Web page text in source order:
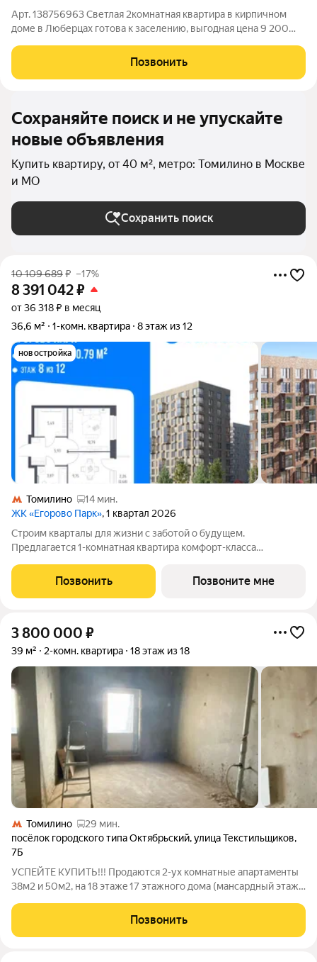
Арт. 138756963 Светлая 2комнатная квартира в кирпичном
доме в Люберцах готова к заселению, выгодная цена 9 200
инвестора: уютная квартира с косметическим ремонтом,
продуманной планировкой и доступной
Позвонить
Сохраняйте поиск и не упускайте
новые объявления
Купить квартиру, от 40 м², метро: Томилино в Москве
и МО
Сохранить поиск
10 109 689₽ –17%
8 391 042₽
от 36 318 ₽ в месяц
36,6 м²
1-комн. квартира 8 этаж из 12
новостройка
Томилино
14 мин.
ЖК «Егорово Парк», 1 квартал 2026
Строим кварталы для жизни с заботой о будущем.
Предлагается 1-комнатная квартира комфорт-класса
в жилом комплексе "Егорово Парк".Квартиры комплекса на
выбор: могут быть как с отделкой,
Позвонить Позвоните мне
3 800 000 ₽
39 м² 2-комн. квартира 18 этаж из 18
Томилино
29 мин.
посёлок городского типа Октябрьский,улица Текстильщиков,
7Б
УCПЕЙТЕ KУПИТЬ!!! Продаются 2-ух комнaтные aпаpтaмeнты
38м2 и 50м2, на 18 этaжe 17 этажнoгo дoмa (мaнcардный этаж).
Дoм киpпич-мoнoлит 2012 гoдa постpoйки, ЛУЧШИЙ в pайoне,
прекpаcный вид из
Позвонить